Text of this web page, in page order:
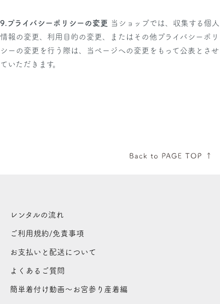
9.プライバシーポリシーの変更 当ショップでは、収集する個人
情報の変更、利用目的の変更、またはその他プライバシーポリ
シーの変更を行う際は、当ページへの変更をもって公表とさせ
ていただきます。
レンタルの流れ
ご利用規約/免責事項
お支払いと配送について
よくあるご質問
簡単着付け動画～お宮参り産着編